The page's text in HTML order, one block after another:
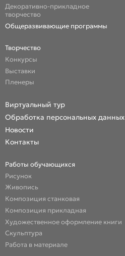
Декоративно-прикладное
творчество
Общеразвивающие программы
Творчество
Конкурсы
Выставки
Пленеры
Виртуальный тур
Обработка персональных данных
Новости
Контакты
Работы обучающихся
Рисунок
Живопись
Композиция станковая
Композиция прикладная
Художественное оформление книги
Скульптура
Работа в материале